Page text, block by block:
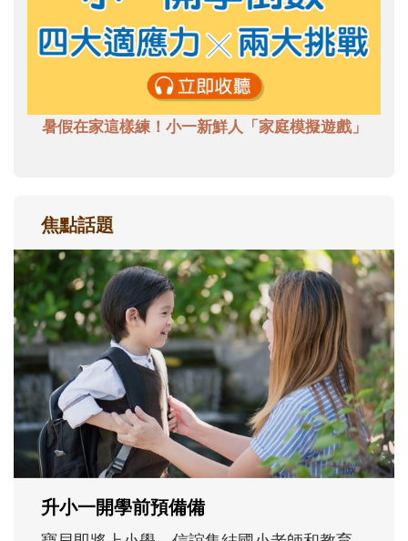
暑假在家這樣練！小一新鮮人「家庭模擬遊戲」
焦點話題
和孩子一起長大的那個男人│讀懂父親的
不同模樣
沒有人天生就擅長當爸爸！男人總是在一次
次「前所未有」的體驗中，跟著孩子一起長
大。從給予安全感的肢體遊戲，到獨立自
主、角色認同及解決問題的能力養成。爸爸
正嘗試用不同的模樣，參與孩子每個重要的